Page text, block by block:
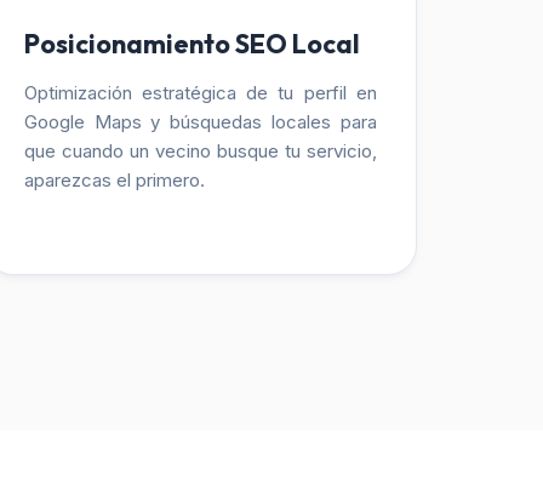
Posicionamiento SEO Local
Optimización estratégica de tu perfil en
Google Maps y búsquedas locales para
que cuando un vecino busque tu servicio,
aparezcas el primero.